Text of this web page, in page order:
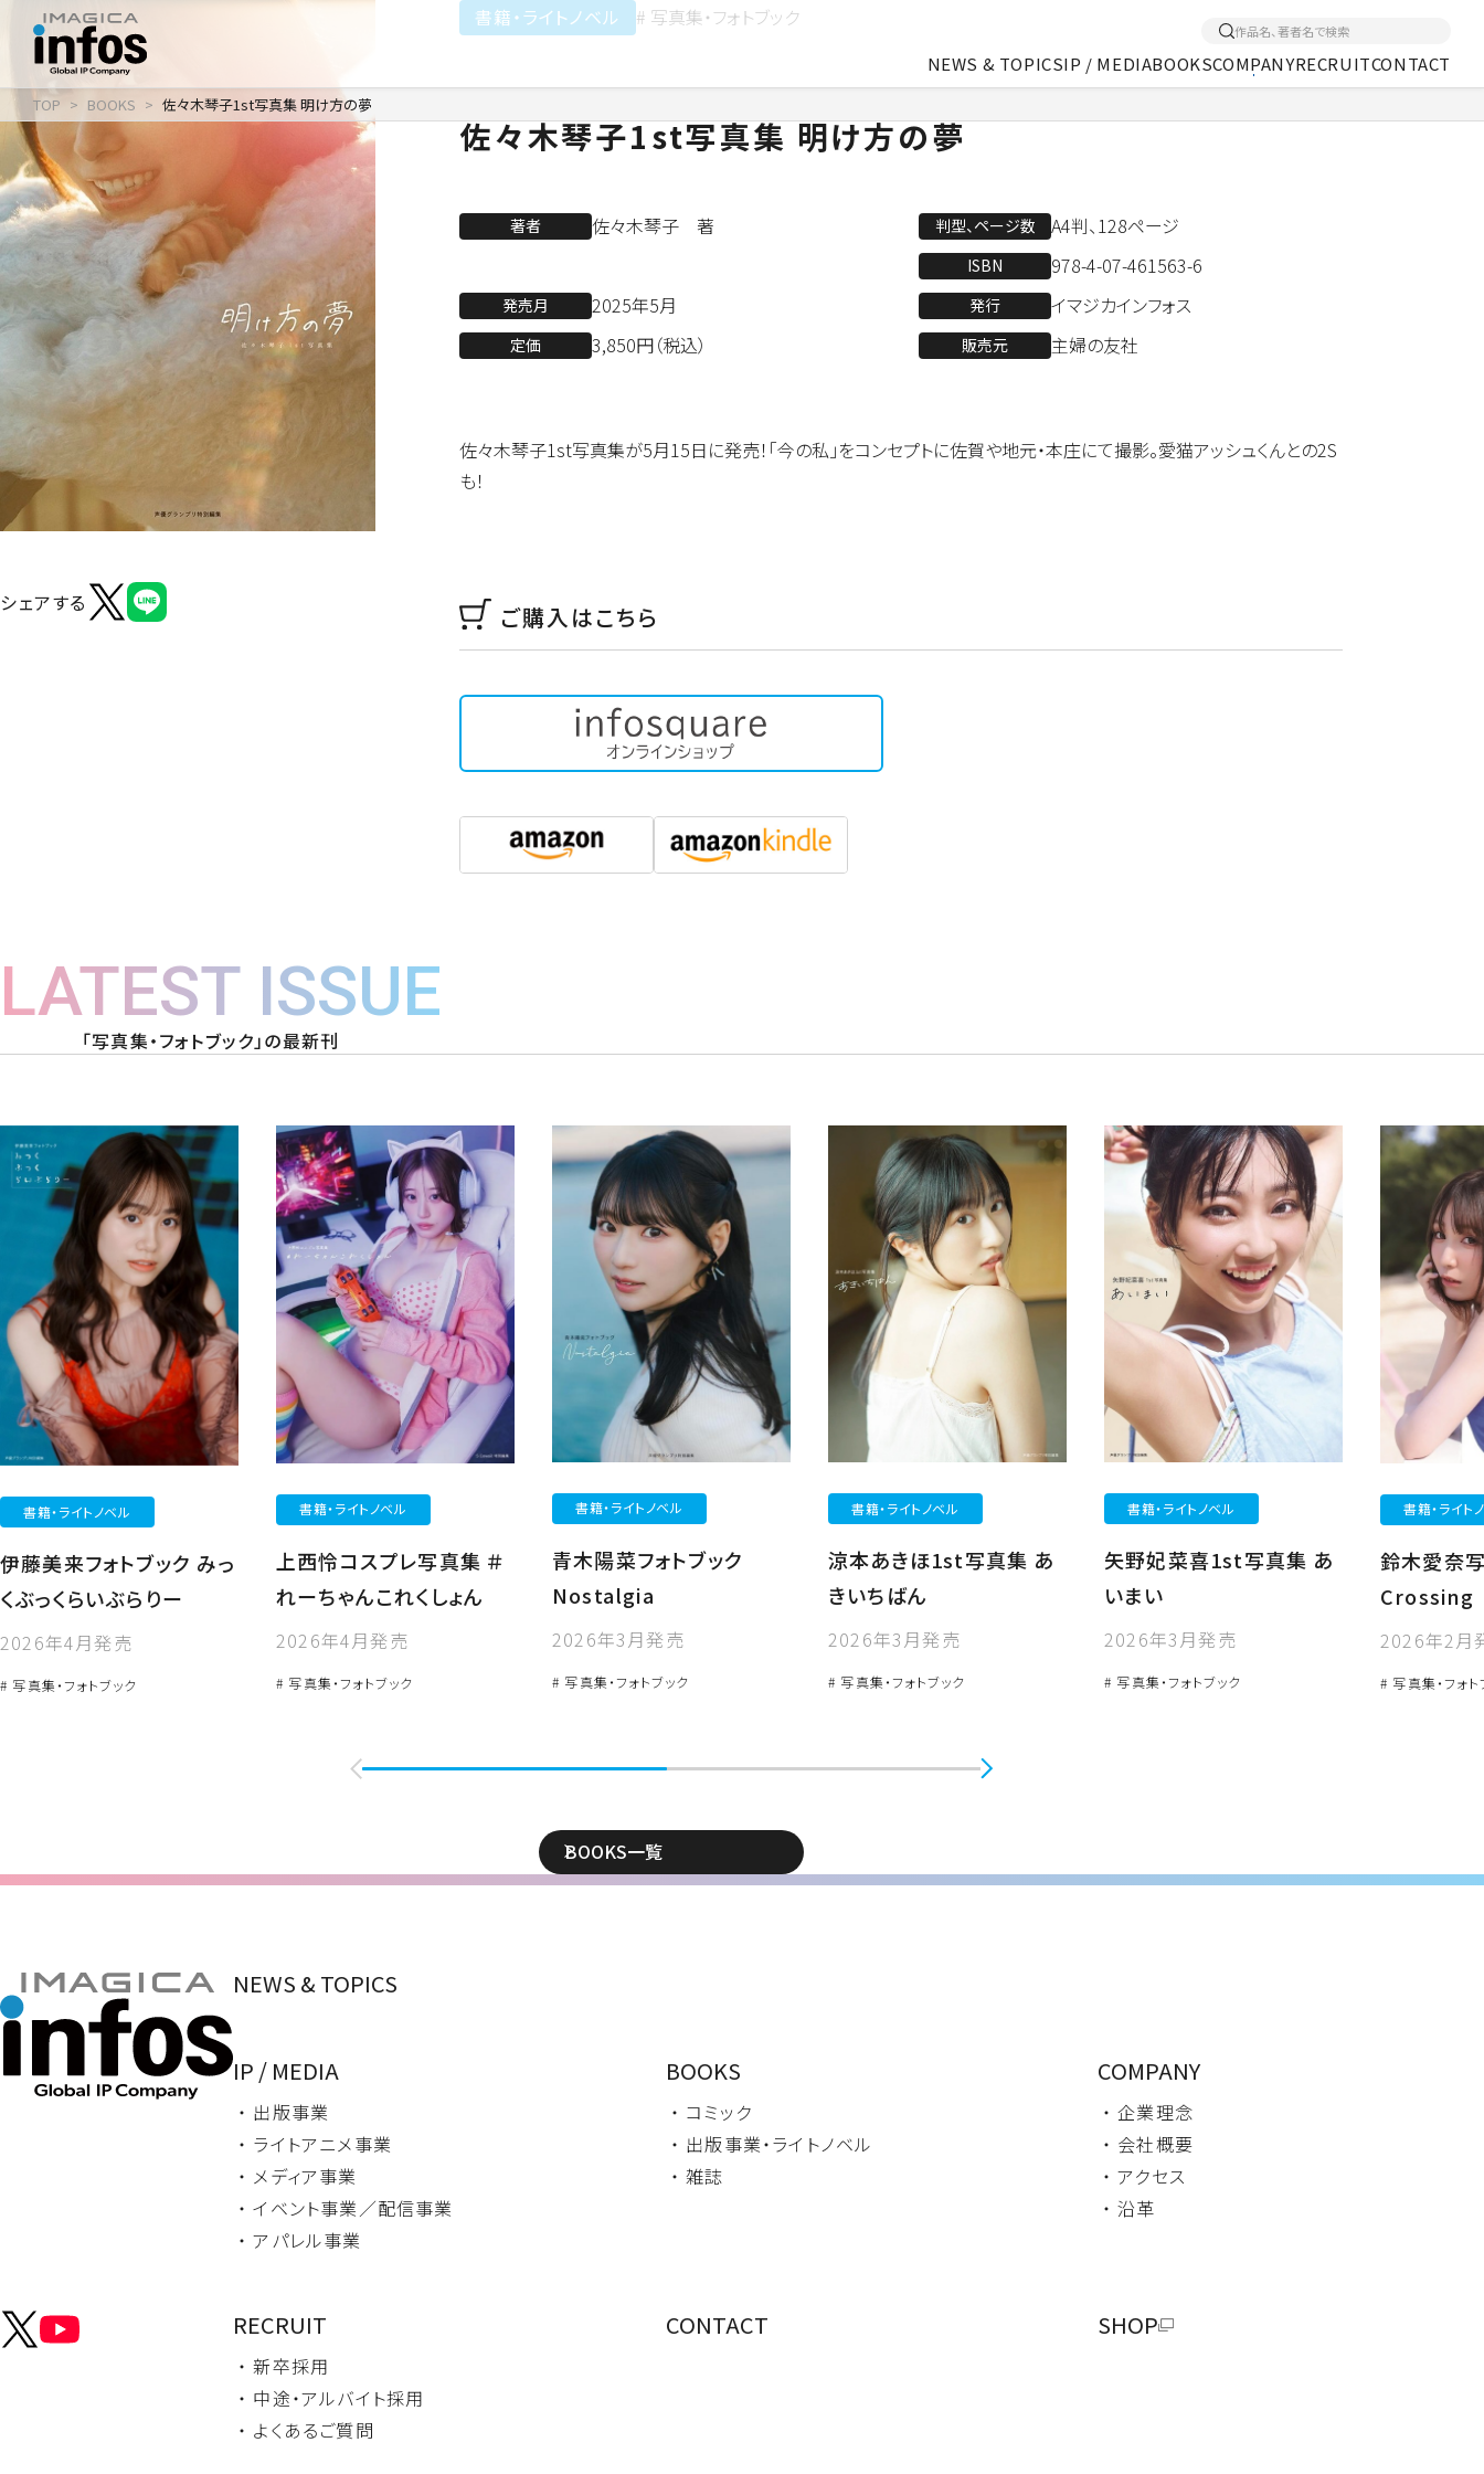
NEWS & TOPICSIP / MEDIA
IP / MEDIA
事業紹介
出版事業 ライトアニメ事業
イベント事業／配信事業
BOOKSCOMPANY
COMPANY
会社情報
企業理念 会社概要
沿革
RECRUIT
RECRUIT
採用情報
新卒採用 中途・アルバイト採用
CONTACT
TOP BOOKS 佐々木琴子1st写真集 明け方の夢
シェアする
書籍・ライトノベル # 写真集・フォトブック
佐々木琴子1st写真集 明け方の夢
著者 佐々木琴子 著 判型、ページ数 A4判、128ページ
ISBN 978-4-07-461563-6
発行 イマジカインフォス
発売月 2025年5月
販売元 主婦の友社
定価 3,850円（税込）
佐々木琴子1st写真集が5月15日に発売！「今の私」をコンセプトに佐賀や地元・本庄にて撮影。愛猫アッシュくんとの2S
も！
ご購入はこちら
LATEST ISSUE
「写真集・フォトブック」の最新刊
書籍・ライトノベル
伊藤美来フォトブック みっ
くぶっくらいぶらりー
2026年4月発売
# 写真集・フォトブック
書籍・ライトノベル
上西怜コスプレ写真集 ＃
れーちゃんこれくしょん
2026年4月発売
# 写真集・フォトブック
書籍・ライトノベル
青木陽菜フォトブック
Nostalgia
2026年3月発売
# 写真集・フォトブック
書籍・ライトノベル
涼本あきほ1st写真集 あ
きいちばん
2026年3月発売
# 写真集・フォトブック
書籍・ライトノベル
矢野妃菜喜1st写真集 あ
いまい
2026年3月発売
# 写真集・フォトブック
書籍・ライト
鈴木愛奈
Crossing
2026年2月
# 写真集・フォト
BOOKS一覧
NEWS & TOPICS
IP / MEDIA
・ 出版事業
・ ライトアニメ事業
・ メディア事業
・ イベント事業／配信事業
・ アパレル事業
BOOKS
・ コミック
・ 出版事業・ライトノベル
・ 雑誌
COMPANY
・ 企業理念
・ 会社概要
・ アクセス
・ 沿革
RECRUIT
・ 新卒採用
・ 中途・アルバイト採用
・ よくあるご質問
CONTACT SHOP